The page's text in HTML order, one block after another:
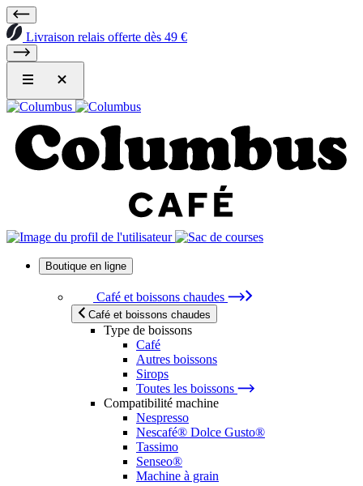
Livraison relais offerte dès 49 €
Boutique en ligne
Café et boissons chaudes
Café et boissons chaudes
Type de boissons
Café
Autres boissons
Sirops
Toutes les boissons
Compatibilité machine
Nespresso
Nescafé® Dolce Gusto®
Tassimo
Senseo®
Machine à grain